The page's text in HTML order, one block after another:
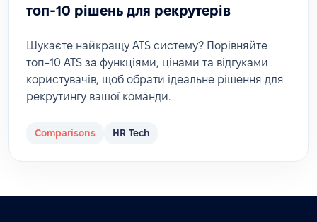
топ-10 рішень для рекрутерів
Шукаєте найкращу ATS систему? Порівняйте
топ-10 ATS за функціями, цінами та відгуками
користувачів, щоб обрати ідеальне рішення для
рекрутингу вашої команди.
Comparisons HR Tech